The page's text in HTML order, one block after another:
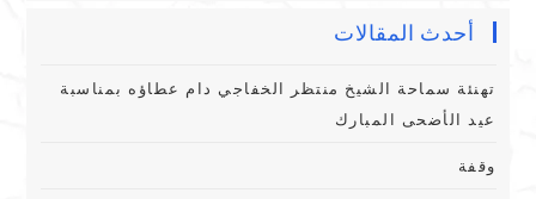
أحدث المقالات
تهنئة سماحة الشيخ منتظر الخفاجي دام عطاؤه بمناسبة
عيد الأضحى المبارك
وقفة